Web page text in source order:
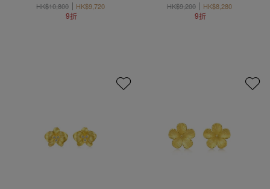
HK$10,800
HK$9,720
9折
HK$9,200
HK$8,280
9折